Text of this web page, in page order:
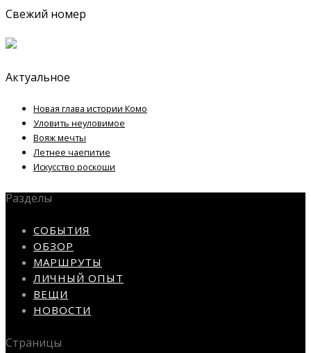
Свежий номер
Актуальное
Новая глава истории Комо
Уловить неуловимое
Вояж мечты
Летнее чаепитие
Искусство роскоши
Разделы
СОБЫТИЯ
ОБЗОР
МАРШРУТЫ
ЛИЧНЫЙ ОПЫТ
ВЕЩИ
НОВОСТИ
Страницы